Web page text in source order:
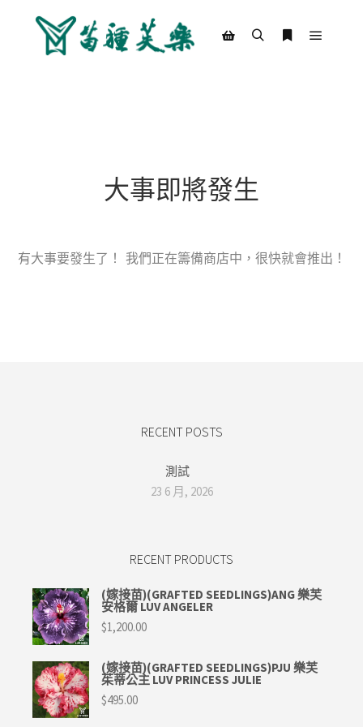
大事即將發生
有大事要發生了！ 我們正在籌備商店中，很快就會推出！
RECENT POSTS
測試
23 6 月, 2026
RECENT PRODUCTS
(嫁接苗)(GRAFTED SEEDLINGS)ANG 樂芙
安格爾 LUV ANGELER
$1,200.00
(嫁接苗)(GRAFTED SEEDLINGS)PJU 樂芙
茱蒂公主 LUV PRINCESS JULIE
$495.00